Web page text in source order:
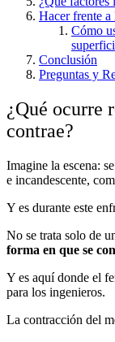
Hacer frente
Cómo
Conclusión
Preguntas y
¿Qué ocurre
contrae?
Imagine la escena:
e incandescente,
Y es durante este
No se trata solo de
forma en que se
Y es aquí donde el
para los ingenieros.
La contracción del